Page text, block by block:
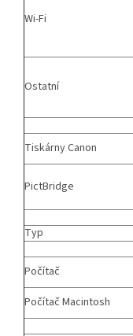
Wi-Fi
Ostatní
Tiskárny Canon
PictBridge
Typ
Počítač
Počítač Macintosh